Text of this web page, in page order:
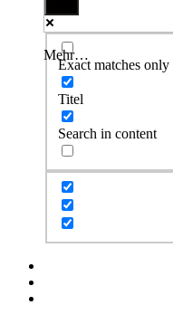
Mehr…
Exact matches only
Titel
Search in content